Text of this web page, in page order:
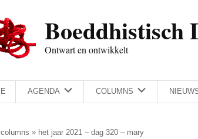
Boeddhistisch
Ontwart en ontwikkelt
AGENDA COLUMNS
columns » het jaar 2021 – dag 320 – mary